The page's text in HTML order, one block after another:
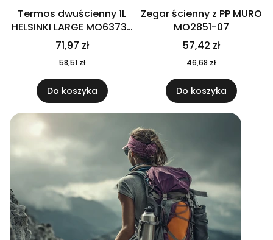
Termos dwuścienny 1L
HELSINKI LARGE MO6373-
04
71,97 zł
58,51 zł
Do koszyka
Zegar ścienny z PP MURO
MO2851-07
57,42 zł
46,68 zł
Do koszyka